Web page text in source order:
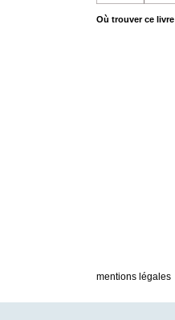
Où trouver ce livre
mentions légales